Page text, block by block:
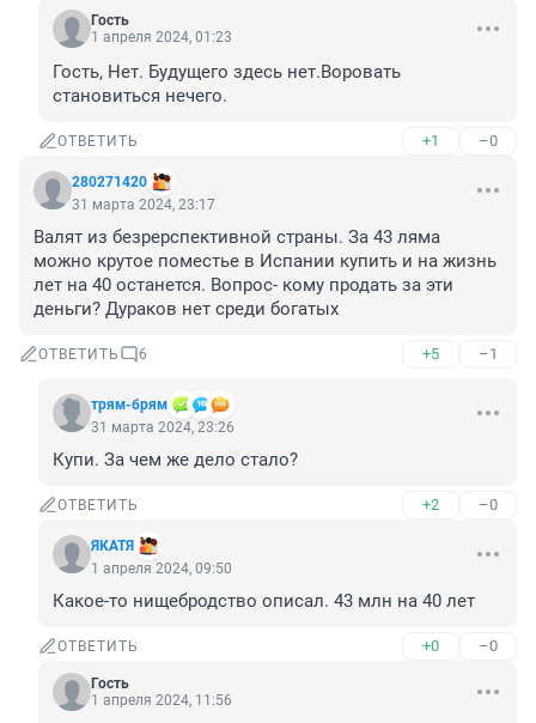
Гость
1 апреля 2024, 01:23
Гость, Нет. Будущего здесь нет.Воровать
становиться нечего.
ОТВЕТИТЬ +1 –0
280271420
31 марта 2024, 23:17
Валят из безрерспективной страны. За 43 ляма
можно крутое поместье в Испании купить и на жизнь
лет на 40 останется. Вопрос- кому продать за эти
деньги? Дураков нет среди богатых
ОТВЕТИТЬ 6 +5 –1
трям-брям
31 марта 2024, 23:26
Купи. За чем же дело стало?
ОТВЕТИТЬ +2 –0
ЯКАТЯ
1 апреля 2024, 09:50
Какое-то нищебродство описал. 43 млн на 40 лет
ОТВЕТИТЬ +0 –0
Гость
1 апреля 2024, 11:56